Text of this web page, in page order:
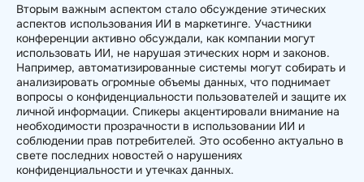
Вторым важным аспектом стало обсуждение этических
аспектов использования ИИ в маркетинге. Участники
конференции активно обсуждали, как компании могут
использовать ИИ, не нарушая этических норм и законов.
Например, автоматизированные системы могут собирать и
анализировать огромные объемы данных, что поднимает
вопросы о конфиденциальности пользователей и защите их
личной информации. Спикеры акцентировали внимание на
необходимости прозрачности в использовании ИИ и
соблюдении прав потребителей. Это особенно актуально в
свете последних новостей о нарушениях
конфиденциальности и утечках данных.